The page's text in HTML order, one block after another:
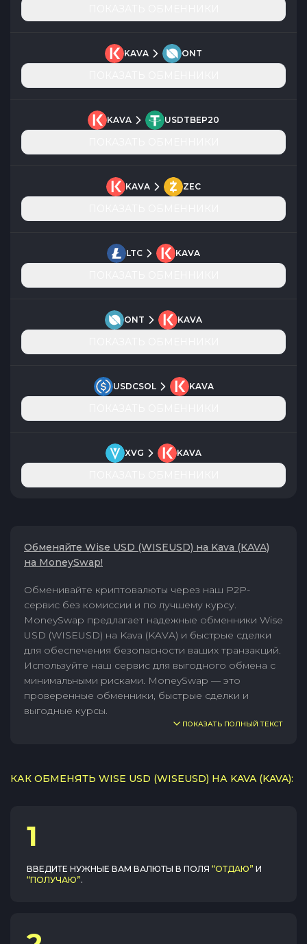
KAVA ONT
KAVA USDTBEP20
KAVA ZEC
LTC KAVA
ONT KAVA
USDCSOL KAVA
XVG KAVA
Обменяйте Wise USD (WISEUSD) на Kava (KAVA)
на MoneySwap!
Обменивайте криптовалюты через наш P2P-
сервис без комиссии и по лучшему курсу.
MoneySwap предлагает надежные обменники Wise
USD (WISEUSD) на Kava (KAVA) и быстрые сделки
для обеспечения безопасности ваших транзакций.
Используйте наш сервис для выгодного обмена с
минимальными рисками. MoneySwap — это
проверенные обменники, быстрые сделки и
выгодные курсы.
ПОКАЗАТЬ ПОЛНЫЙ ТЕКСТ
КАК ОБМЕНЯТЬ WISE USD (WISEUSD) НА KAVA (KAVA):
1
ВВЕДИТЕ НУЖНЫЕ ВАМ ВАЛЮТЫ В ПОЛЯ “ОТДАЮ” И
“ПОЛУЧАЮ”.